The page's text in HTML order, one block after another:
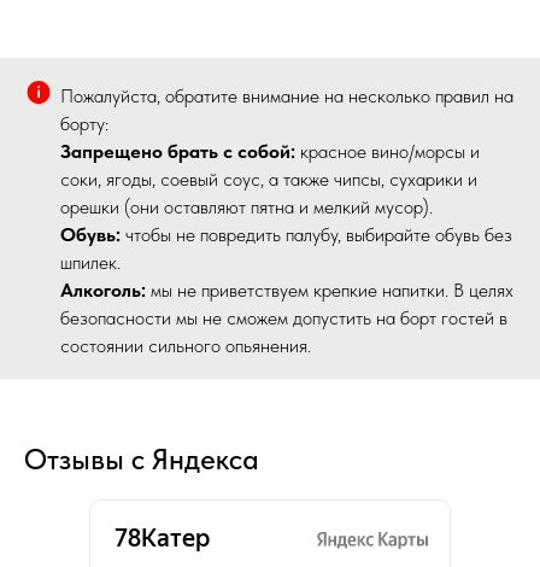
Пожалуйста, обратите внимание на несколько правил на
борту:
Запрещено брать с собой: красное вино/морсы и
соки, ягоды, соевый соус, а также чипсы, сухарики и
орешки (они оставляют пятна и мелкий мусор).
Обувь: чтобы не повредить палубу, выбирайте обувь без
шпилек.
Алкоголь: мы не приветствуем крепкие напитки. В целях
безопасности мы не сможем допустить на борт гостей в
состоянии сильного опьянения.
Отзывы с Яндекса